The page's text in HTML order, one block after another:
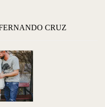
CRUZ